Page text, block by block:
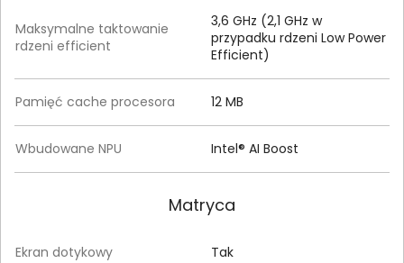
Maksymalne taktowanie
rdzeni efficient
3,6 GHz (2,1 GHz w
przypadku rdzeni Low Power
Efficient)
Pamięć cache procesora 12 MB
Wbudowane NPU Intel® AI Boost
Matryca
Ekran dotykowy Tak